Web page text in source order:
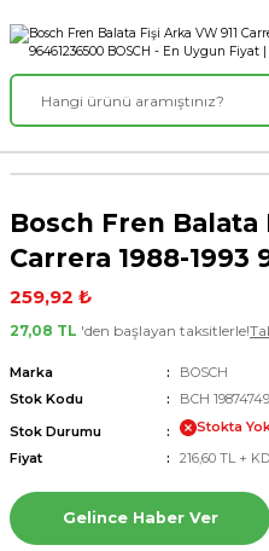
Bosch Fren Balata
Carrera 1988-1993
259,92 ₺
27,08 TL 'den başlayan taksitlerle!
Marka
BOSCH
Stok Kodu
BCH
Stok Durumu
Stokta
Fiyat
216,60 TL +
Gelince Haber Ver